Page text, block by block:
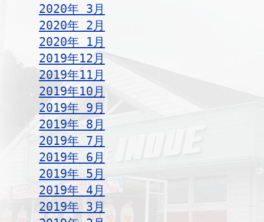
2020年 3月
2020年 2月
2020年 1月
2019年12月
2019年11月
2019年10月
2019年 9月
2019年 8月
2019年 7月
2019年 6月
2019年 5月
2019年 4月
2019年 3月